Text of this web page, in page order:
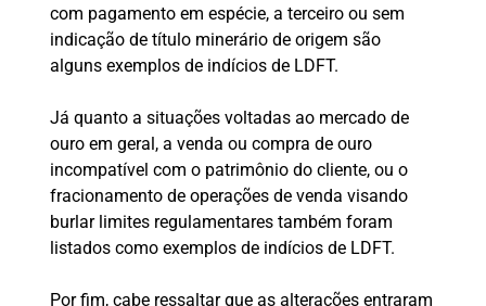
com pagamento em espécie, a terceiro ou sem
indicação de título minerário de origem são
alguns exemplos de indícios de LDFT.
Já quanto a situações voltadas ao mercado de
ouro em geral, a venda ou compra de ouro
incompatível com o patrimônio do cliente, ou o
fracionamento de operações de venda visando
burlar limites regulamentares também foram
listados como exemplos de indícios de LDFT.
Por fim, cabe ressaltar que as alterações entraram